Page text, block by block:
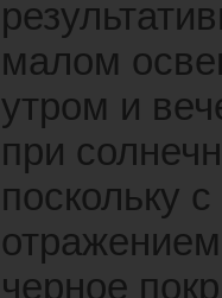
малом
утром и
при
поскольку
черное